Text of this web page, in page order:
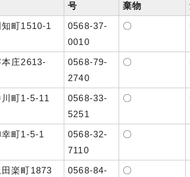
号
棄物
町1510-1
0568-37-
0010
〇
庄2613-
0568-79-
2740
〇
町1-5-11
0568-33-
5251
〇
町1-5-1
0568-32-
7110
〇
楽町1873
0568-84-
〇